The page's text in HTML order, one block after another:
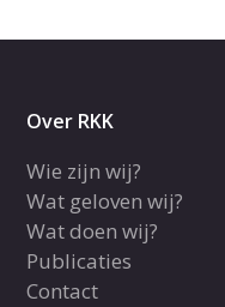
Over RKK
Wie zijn wij?
Wat geloven wij?
Wat doen wij?
Publicaties
Contact